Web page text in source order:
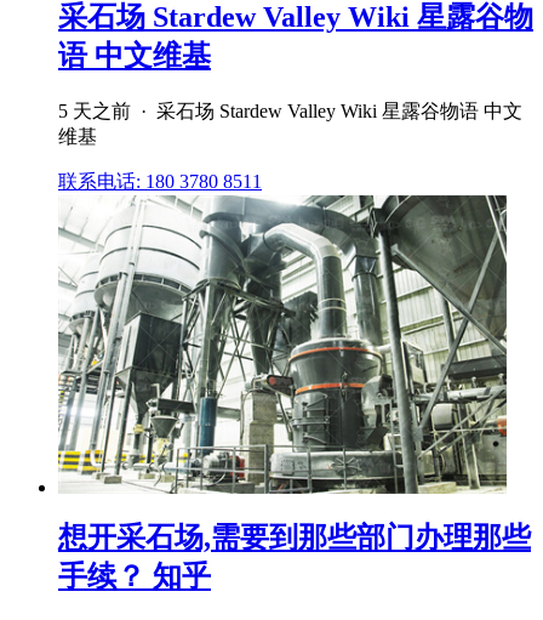
采石场 Stardew Valley Wiki 星露谷物
语 中文维基
5 天之前 · 采石场 Stardew Valley Wiki 星露谷物语 中文
维基
联系电话: 180 3780 8511
想开采石场,需要到那些部门办理那些
手续？ 知乎